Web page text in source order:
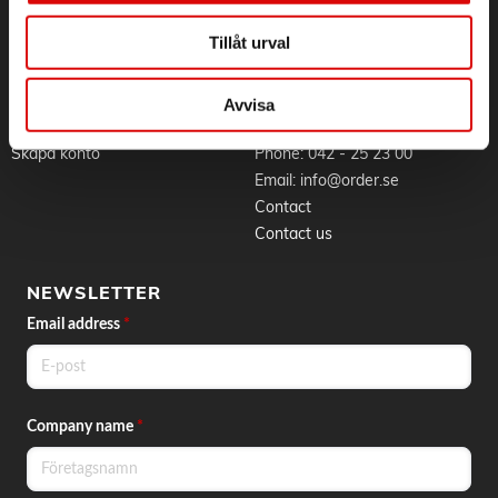
Tillåt urval
Avvisa
Work at Order
Privacy Policy
About cookies
Skapa konto Phone:042 - 25 23 00
Email: info@order.se
Contact
Contact us
NEWSLETTER
Email address *
Company name *